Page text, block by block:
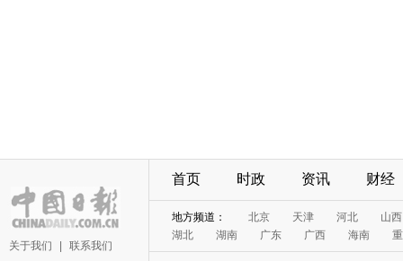
关于我们 联系我们
首页 时政 资讯 财经
地方频道： 北京 天津 河北
山西
湖北
湖南 广东 广西 海南